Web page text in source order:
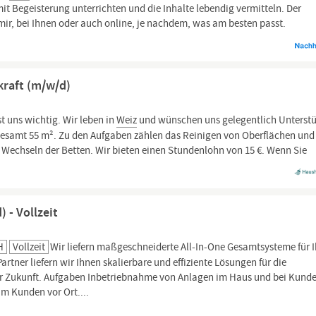
Begeisterung unterrichten und die Inhalte lebendig vermitteln. Der
bei Ihnen oder auch online, je nachdem, was am besten passt.
(m/w/d)
uns wichtig. Wir leben inWeiz und wünschen uns gelegentlich
55 m². Zu den Aufgaben zählen das Reinigen von Oberflächen und
der Betten. Wir bieten einen Stundenlohn von 15 €. Wenn Sie
- Vollzeit
Vollzeit Wir liefern maßgeschneiderte All-In-One Gesamtsysteme für
liefern wir Ihnen skalierbare und effiziente Lösungen für die
Aufgaben Inbetriebnahme von Anlagen im Haus und bei
Kunden vor Ort....